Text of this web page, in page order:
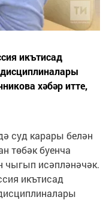
икътисад
хәбәр итте,
суд карары белән
төбәк буенча
чыгып исәпләнәчәк.
икътисад